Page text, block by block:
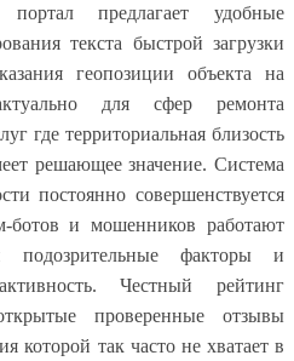
предлагает удобные
текста быстрой загрузки
геопозиции объекта на
для сфер ремонта
где территориальная близость
решающее значение. Система
постоянно совершенствуется
ботов и мошенников работают
подозрительные факторы и
Честный рейтинг
проверенные отзывы
которой так часто не хватает в